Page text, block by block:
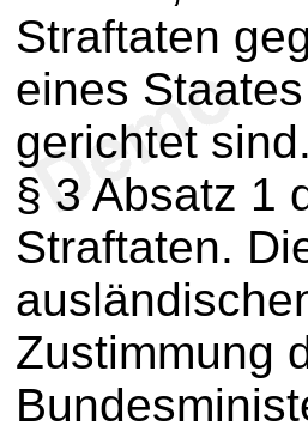
Straftaten
eines
gerichtet
§ 3 Absatz 1
Straftaten.
Zustimmung